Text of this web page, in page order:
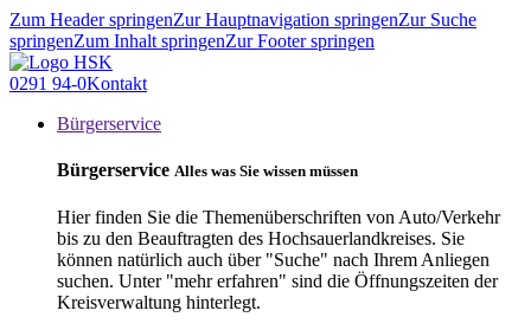
Zum Header springenZur Hauptnavigation springenZur Suche
springenZum Inhalt springenZur Footer springen
0291 94-0Kontakt
Bürgerservice
Bürgerservice Alles was Sie wissen müssen
Hier finden Sie die Themenüberschriften von Auto/Verkehr
bis zu den Beauftragten des Hochsauerlandkreises. Sie
können natürlich auch über "Suche" nach Ihrem Anliegen
suchen. Unter "mehr erfahren" sind die Öffnungszeiten der
Kreisverwaltung hinterlegt.